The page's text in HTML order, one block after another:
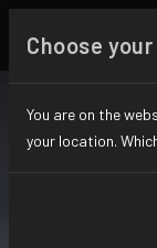
Choose
You are on the
your location.